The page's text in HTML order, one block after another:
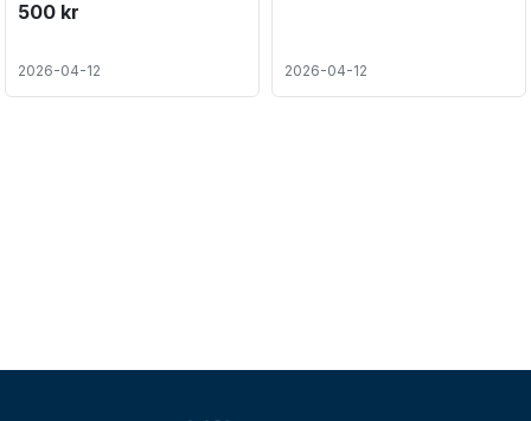
500 kr
2026-04-12 2026-04-12